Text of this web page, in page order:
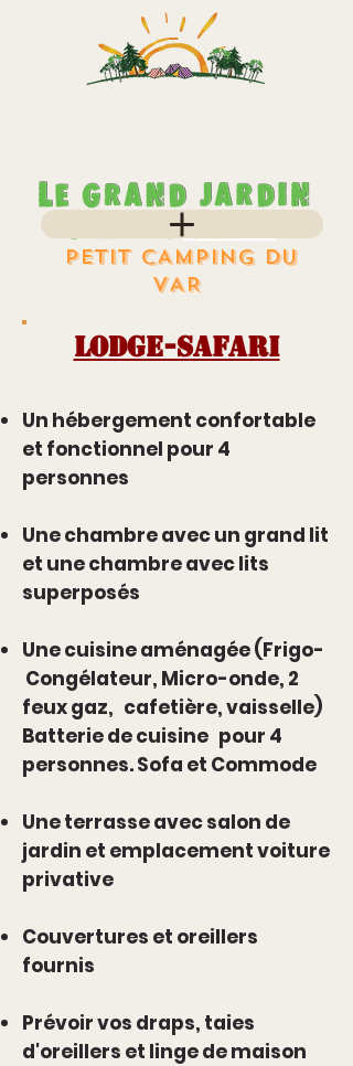
PETIT CAMPING DU
VAR
LODGE-SAFARI
Un hébergement confortable
et fonctionnel pour 4
personnes
Une chambre avec un grand lit
et une chambre avec lits
superposés
Une cuisine aménagée (Frigo-
Congélateur, Micro-onde, 2
feux gaz, cafetière, vaisselle)
Batterie de cuisine pour 4
personnes. Sofa et Commode
Une terrasse avec salon de
jardin et emplacement voiture
privative
Couvertures et oreillers
fournis
Prévoir vos draps, taies
d'oreillers et linge de maison